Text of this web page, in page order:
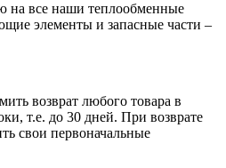
на все наши теплообменные
элементы и запасные части –
возврат любого товара в
т.е. до 30 дней. При возврате
свои первоначальные